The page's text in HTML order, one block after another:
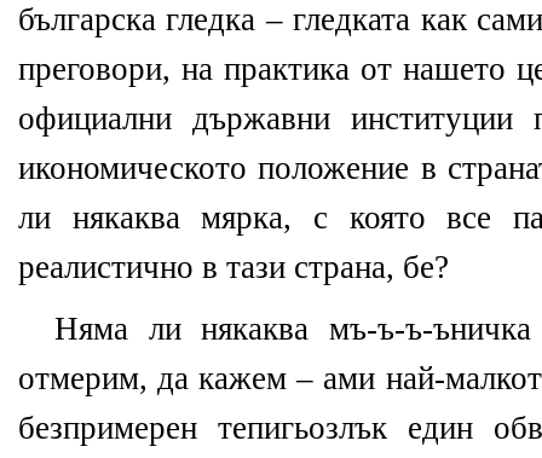
българска гледка – гледката как
преговори, на практика от нашето
официални държавни институции
икономическото положение в
ли някаква мярка, с която все
реалистично в тази страна, бе?
Няма ли някаква мъ-ъ-ъ-
отмерим, да кажем – ами най-
безпримерен тепигьозлък един